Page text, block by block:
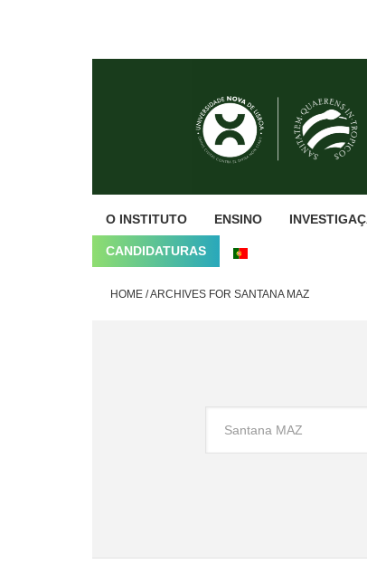
O INSTITUTO ENSINO
CANDIDATURAS
HOME /ARCHIVES FOR SANTANA MAZ